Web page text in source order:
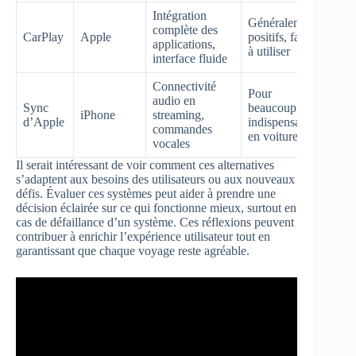
CarPlay Apple
Intégration
complète des
applications,
interface fluide
Généralement
positifs, facile
à utiliser
Sync
d’Apple
iPhone
Connectivité
audio en
streaming,
commandes
vocales
Pour
beaucoup, un
indispensable
en voiture
Il serait intéressant de voir comment ces alternatives
s’adaptent aux besoins des utilisateurs ou aux nouveaux
défis. Évaluer ces systèmes peut aider à prendre une
décision éclairée sur ce qui fonctionne mieux, surtout en
cas de défaillance d’un système. Ces réflexions peuvent
contribuer à enrichir l’expérience utilisateur tout en
garantissant que chaque voyage reste agréable.